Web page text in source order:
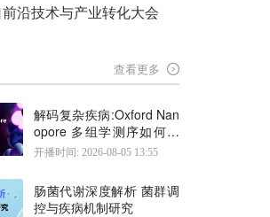
沿技术与产业转化大会
查看更多
解码复杂疾病:Oxford Nan
opore 多组学测序如何揭
示疾病机制
开播时间: 2026-08-05 13:55
肠菌代谢深度解析 菌群调
控与疾病机制研究